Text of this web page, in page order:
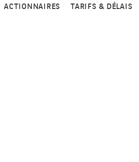
ACTIONNAIRES TARIFS & DÉLAIS